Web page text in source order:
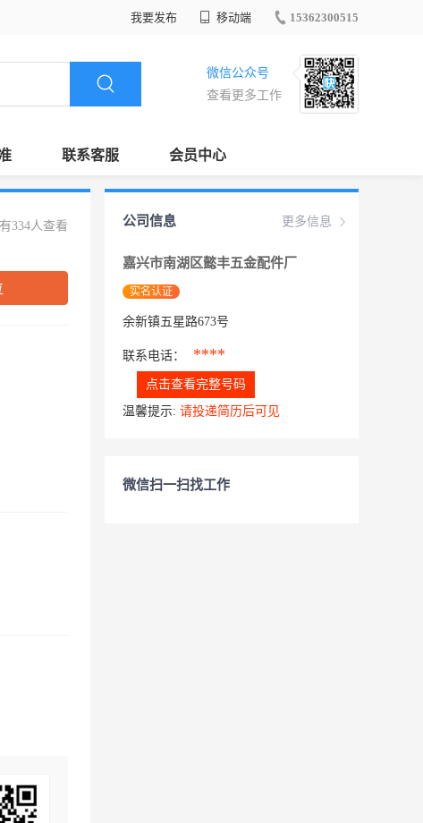
我要发布 移动端 15362300515
微信公众号
查看更多工作
联系客服 会员中心
334人查看 更多信息
公司信息
嘉兴市南湖区懿丰五金配件厂
实名认证
余新镇五星路673号
联系电话： ****
点击查看完整号码
温馨提示: 请投递简历后可见
微信扫一扫找工作